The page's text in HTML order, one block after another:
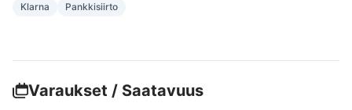
Klarna Pankkisiirto
Varaukset / Saatavuus